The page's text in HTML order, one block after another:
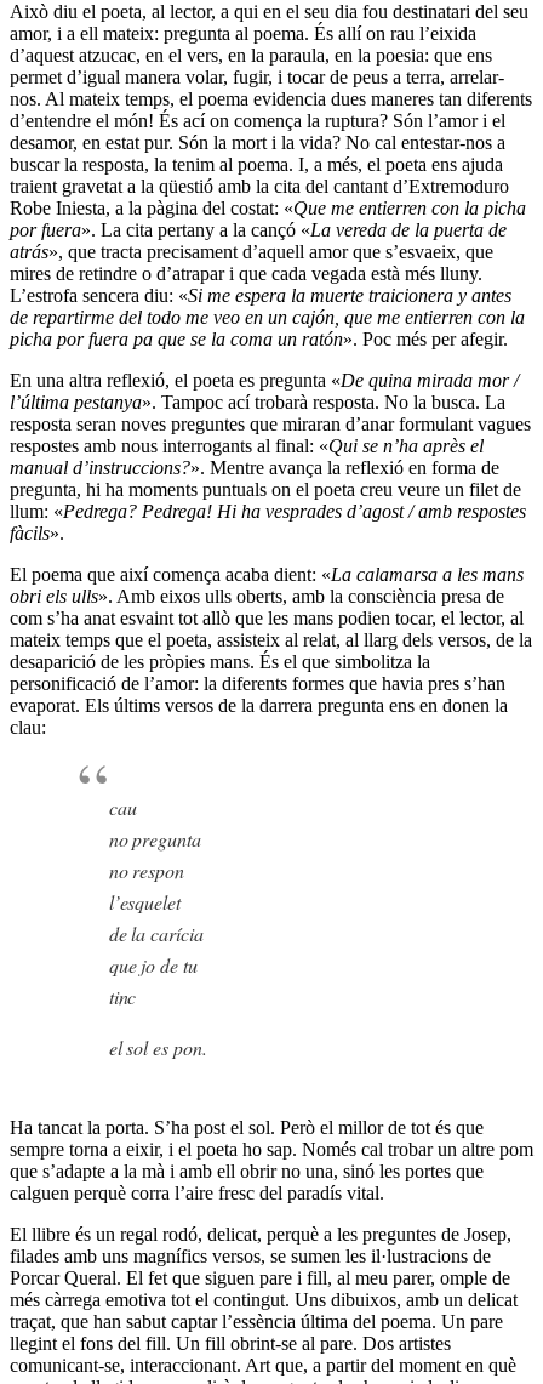
Això diu el poeta, al lector, a qui en el seu dia fou destinatari del seu
amor, i a ell mateix: pregunta al poema. És allí on rau l’eixida
d’aquest atzucac, en el vers, en la paraula, en la poesia: que ens
permet d’igual manera volar, fugir, i tocar de peus a terra, arrelar-
nos. Al mateix temps, el poema evidencia dues maneres tan diferents
d’entendre el món! És ací on comença la ruptura? Són l’amor i el
desamor, en estat pur. Són la mort i la vida? No cal entestar-nos a
buscar la resposta, la tenim al poema. I, a més, el poeta ens ajuda
traient gravetat a la qüestió amb la cita del cantant d’Extremoduro
Robe Iniesta, a la pàgina del costat: «Que me entierren con la picha
por fuera». La cita pertany a la cançó «La vereda de la puerta de
atrás», que tracta precisament d’aquell amor que s’esvaeix, que
mires de retindre o d’atrapar i que cada vegada està més lluny.
L’estrofa sencera diu: «Si me espera la muerte traicionera y antes
de repartirme del todo me veo en un cajón, que me entierren con la
picha por fuera pa que se la coma un ratón». Poc més per afegir.
En una altra reflexió, el poeta es pregunta «De quina mirada mor /
l’última pestanya». Tampoc ací trobarà resposta. No la busca. La
resposta seran noves preguntes que miraran d’anar formulant vagues
respostes amb nous interrogants al final: «Qui se n’ha après el
manual d’instruccions?». Mentre avança la reflexió en forma de
pregunta, hi ha moments puntuals on el poeta creu veure un filet de
llum: «Pedrega? Pedrega! Hi ha vesprades d’agost / amb respostes
fàcils».
El poema que així comença acaba dient: «La calamarsa a les mans
obri els ulls». Amb eixos ulls oberts, amb la consciència presa de
com s’ha anat esvaint tot allò que les mans podien tocar, el lector, al
mateix temps que el poeta, assisteix al relat, al llarg dels versos, de la
desaparició de les pròpies mans. És el que simbolitza la
personificació de l’amor: la diferents formes que havia pres s’han
evaporat. Els últims versos de la darrera pregunta ens en donen la
clau:
cau
no pregunta
no respon
l’esquelet
de la carícia
que jo de tu
tinc
el sol es pon.
Ha tancat la porta. S’ha post el sol. Però el millor de tot és que
sempre torna a eixir, i el poeta ho sap. Només cal trobar un altre pom
que s’adapte a la mà i amb ell obrir no una, sinó les portes que
calguen perquè corra l’aire fresc del paradís vital.
El llibre és un regal rodó, delicat, perquè a les preguntes de Josep,
filades amb uns magnífics versos, se sumen les il·lustracions de
Porcar Queral. El fet que siguen pare i fill, al meu parer, omple de
més càrrega emotiva tot el contingut. Uns dibuixos, amb un delicat
traçat, que han sabut captar l’essència última del poema. Un pare
llegint el fons del fill. Un fill obrint-se al pare. Dos artistes
comunicant-se, interaccionant. Art que, a partir del moment en què